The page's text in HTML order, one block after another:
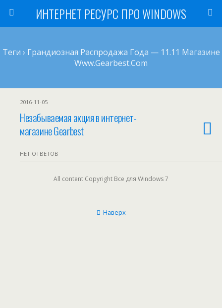
ИНТЕРНЕТ РЕСУРС ПРО WINDOWS
Теги › Грандиозная Распродажа Года — 11.11 Магазине
Www.gearbest.com
2016-11-05
Незабываемая акция в интернет-
магазине Gearbest
НЕТ ОТВЕТОВ
All content Copyright Все для Windows 7
Наверх